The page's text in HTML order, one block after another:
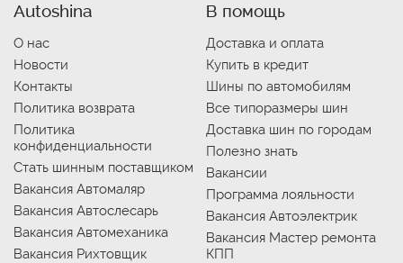
Autoshina
О нас
Новости
Контакты
Политика возврата
Политика
конфиденциальности
Стать шинным поставщиком
Вакансия Автомаляр
Вакансия Автослесарь
Вакансия Автомеханика
Вакансия Рихтовщик
В помощь
Доставка и оплата
Купить в кредит
Шины по автомобилям
Все типоразмеры шин
Доставка шин по городам
Полезно знать
Вакансии
Программа лояльности
Вакансия Автоэлектрик
Вакансия Мастер ремонта
КПП